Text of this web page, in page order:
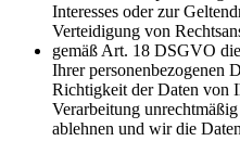
Interesses oder zur
Verteidigung von
gemäß Art. 18 DSGVO
Ihrer personenbezogenen
Richtigkeit der Daten von
Verarbeitung
ablehnen und wir die